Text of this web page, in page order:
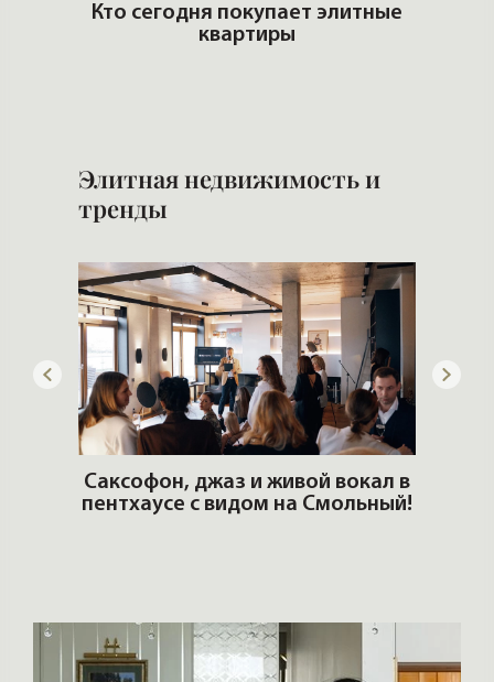
Кто сегодня покупает элитные
квартиры
Элитная недвижимость и
тренды
Саксофон, джаз и живой вокал в
пентхаусе с видом на Смольный!